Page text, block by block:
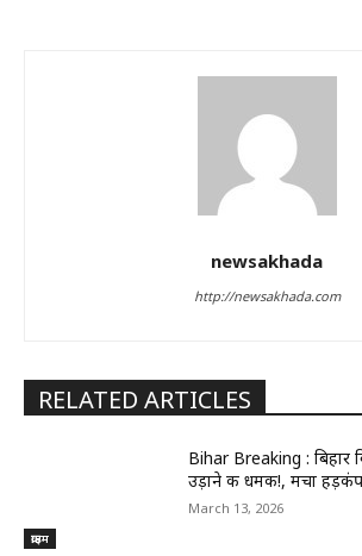
newsakhada
http://newsakhada.com
RELATED ARTICLES
क्राइम
Bihar Breaking : बिहार
उड़ाने की धमकी!, मचा
March 13, 2026